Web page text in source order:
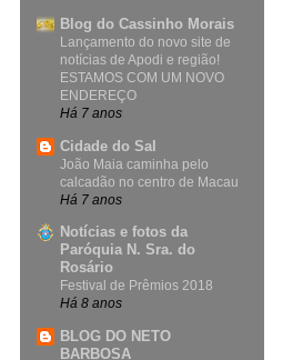
Blog do Cassinho Morais
Lançamento do novo site de
notícias de Apodi e região!
ESTAMOS COM UM NOVO
ENDEREÇO
Há 7 anos
Cidade do Sal
João Maia caminha pelo
calcadão no centro de Macau
Há 7 anos
Notícias e fotos da
Paróquia N. Sra. do
Rosário
Festival de Prêmios 2018
Há 8 anos
BLOG DO NETO
BARBOSA